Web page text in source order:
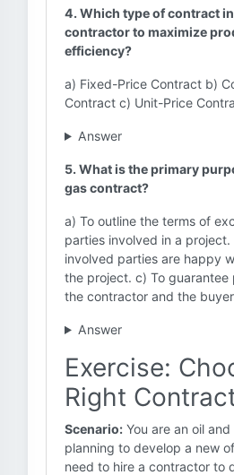
4. Which type of contract
contractor to maximize
efficiency?
a) Fixed-Price Contract b)
Contract c) Unit-Price
Answer
5. What is the primary
gas contract?
a) To outline the terms of
parties involved in a
involved parties are happy
the project. c) To
the contractor and the
Answer
Exercise:
Right
Scenario: You are an oil
planning to develop a new
need to hire a contractor to